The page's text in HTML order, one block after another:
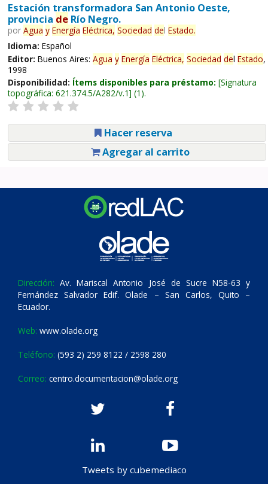
Estación transformadora San Antonio Oeste,
provincia deRío Negro.
por Agua y Energía Eléctrica, Sociedad del Estado.
Idioma: Español
Editor: Buenos Aires: Agua y Energía Eléctrica, Sociedad del Estado,
1998
Disponibilidad: Ítems disponibles para préstamo: Signatura
topográfica: 621.374.5/A282/v.1 (1).
Hacer reserva
Agregar al carrito
Dirección: Av. Mariscal Antonio José de Sucre N58-63 y
Fernández Salvador Edif. Olade – San Carlos, Quito –
Ecuador.
Web: www.olade.org
Teléfono: (593 2) 259 8122 / 2598 280
Correo: centro.documentacion@olade.org
Tweets by cubemediaco